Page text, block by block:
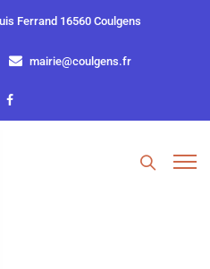
Ferrand 16560 Coulgens
mairie@coulgens.fr
obligatoire